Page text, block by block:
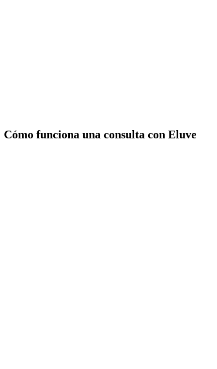
Cómo funciona una consulta con Eluve